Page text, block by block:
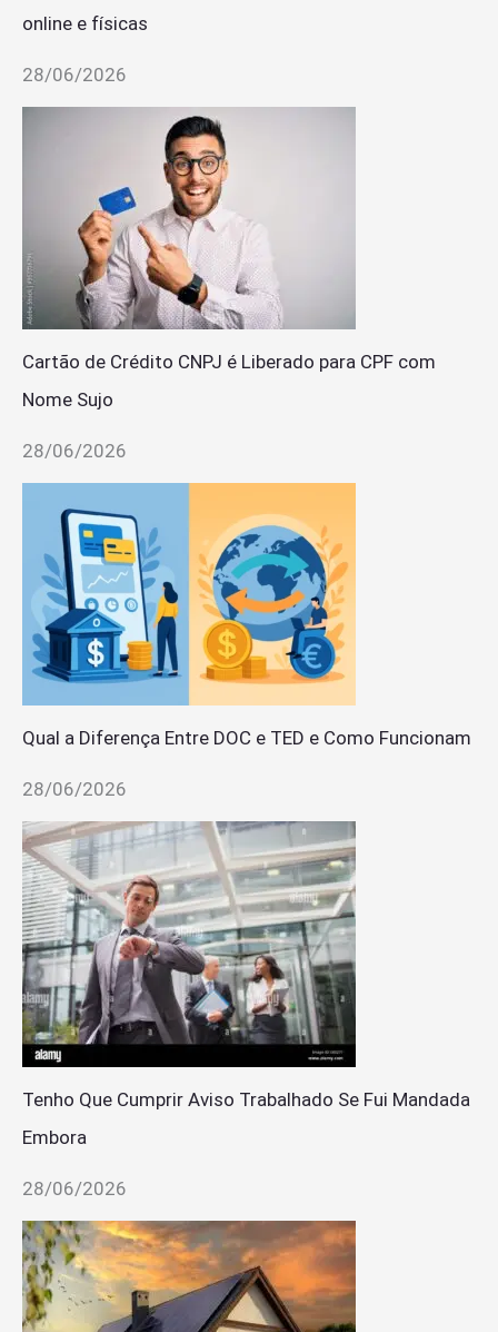
online e físicas
28/06/2026
Cartão de Crédito CNPJ é Liberado para CPF com
Nome Sujo
28/06/2026
Qual a Diferença Entre DOC e TED e Como Funcionam
28/06/2026
Tenho Que Cumprir Aviso Trabalhado Se Fui Mandada
Embora
28/06/2026